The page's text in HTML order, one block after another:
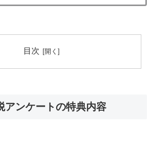
目次
アンケートの特典内容